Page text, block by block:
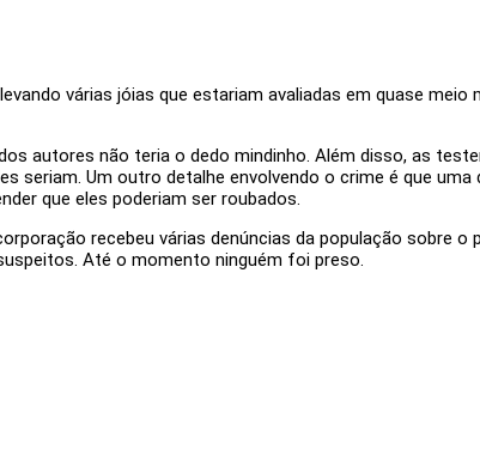
várias jóias que estariam avaliadas em quase
autores não teria o dedo mindinho. Além disso, as
seriam. Um outro detalhe envolvendo o crime é que
que eles poderiam ser roubados.
recebeu várias denúncias da população sobre
Até o momento ninguém foi preso.